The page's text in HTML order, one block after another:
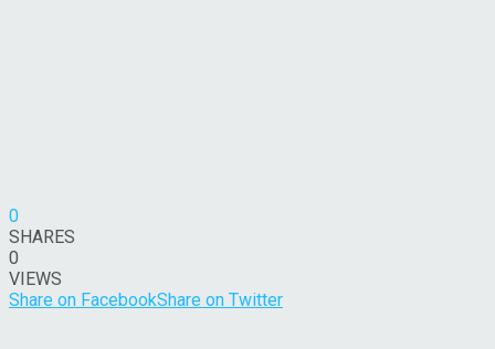
0
SHARES
0
VIEWS
Share on FacebookShare on Twitter